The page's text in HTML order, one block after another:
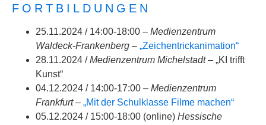
FORTBILDUNGEN
25.11.2024 / 14:00-18:00 – Medienzentrum
Waldeck-Frankenberg – „Zeichentrickanimation“
28.11.2024 /Medienzentrum Michelstadt– „KI trifft
Kunst“
04.12.2024 / 14:00-17:00 – Medienzentrum
Frankfurt – „Mit der Schulklasse Filme machen“
05.12.2024 / 15:00-18:00 (online) Hessische